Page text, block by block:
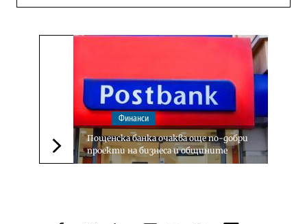
Следваща новина
Финанси
Пощенска банка очаква още по-добри
проекти на бизнеса и общините